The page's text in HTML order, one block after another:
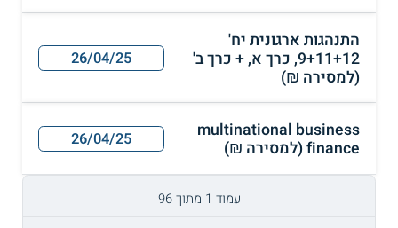
התנהגות ארגונית יח'
9+11+12, כרך א, + כרך ב'
(למסירה ₪)
26/04/25
multinational business
finance (למסירה ₪)
26/04/25
עמוד 1 מתוך 96